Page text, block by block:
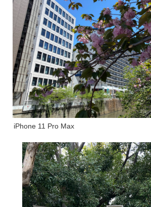
iPhone 11 Pro Max